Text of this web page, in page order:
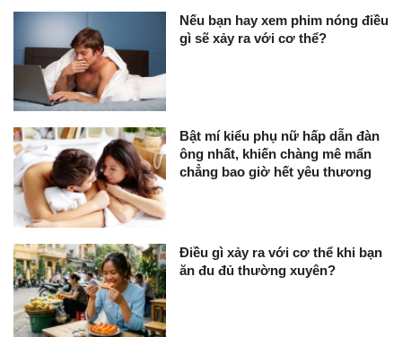
Nếu bạn hay xem phim nóng điều
gì sẽ xảy ra với cơ thể?
Bật mí kiểu phụ nữ hấp dẫn đàn
ông nhất, khiến chàng mê mẩn
chẳng bao giờ hết yêu thương
Điều gì xảy ra với cơ thể khi bạn
ăn đu đủ thường xuyên?